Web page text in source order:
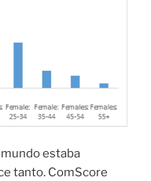
estaba
tanto. ComScore